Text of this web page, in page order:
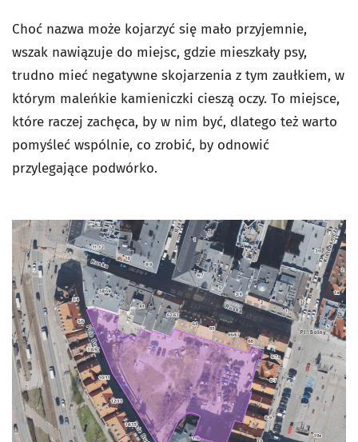
Choć nazwa może kojarzyć się mało przyjemnie,
wszak nawiązuje do miejsc, gdzie mieszkały psy,
trudno mieć negatywne skojarzenia z tym zaułkiem, w
którym maleńkie kamieniczki cieszą oczy. To miejsce,
które raczej zachęca, by w nim być, dlatego też warto
pomyśleć wspólnie, co zrobić, by odnowić
przylegające podwórko.